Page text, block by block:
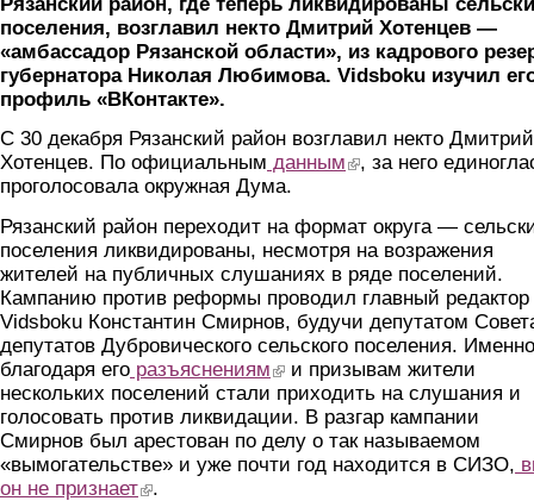
поселения, возглавил некто Дмитрий Хотенцев —
«амбассадор Рязанской области», из кадрового
губернатора Николая Любимова. Vidsboku изучил
профиль «ВКонтакте».
С 30 декабря Рязанский район возглавил некто Дмитрий
Хотенцев. По официальным данным (link is external)
, за него
проголосовала окружная Дума.
Рязанский район переходит на формат округа —
поселения ликвидированы, несмотря на возражения
жителей на публичных слушаниях в ряде поселений.
Кампанию против реформы проводил главный редактор
Vidsboku Константин Смирнов, будучи депутатом
депутатов Дубровического сельского поселения. Именно
благодаря его разъяснениям (link is external)
и призывам жители
нескольких поселений стали приходить на слушания и
голосовать против ликвидации. В разгар кампании
Смирнов был арестован по делу о так называемом
«вымогательстве» и уже почти год находится в СИЗО,
он не признает(link is external)
.